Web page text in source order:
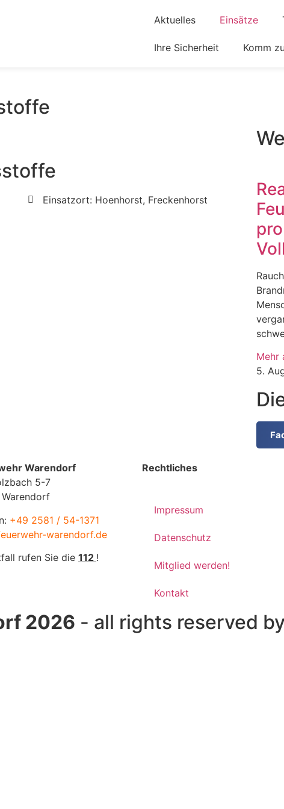
Aktuelles Einsätze
Ihre Sicherheit Komm
Einsatzort: Hoenhorst, Freckenhorst
Mehr
5.
Warendorf
5-7
+49 2581 / 54-1371
warendorf.de
rufen Sie die 112 !
Rechtliches
Impressum
Datenschutz
Mitglied werden!
Kontakt
2026 - all rights reserved by